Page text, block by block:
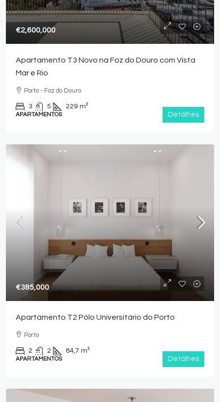
€2,600,000
Apartamento T3 Novo na Foz do Douro com Vista
Mar e Rio
Porto - Foz do Douro
3 5 229 m²
APARTAMENTOS Detalhes
€385,000
Apartamento T2 Pólo Universitário do Porto
Porto
2 2 84,7 m²
APARTAMENTOS Detalhes